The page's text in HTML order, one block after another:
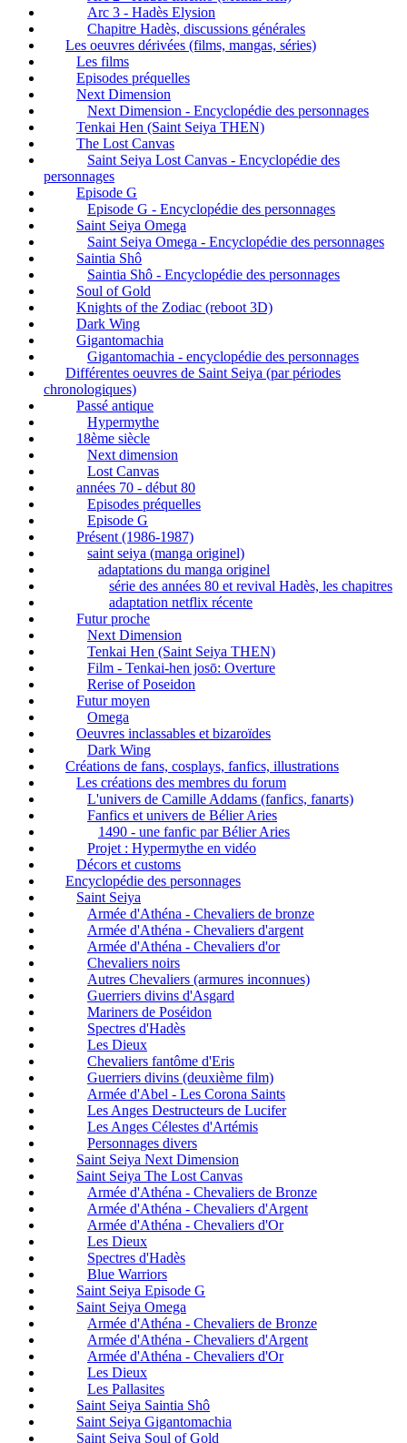
Arc 3 - Hadès Elysion
Chapitre Hadès, discussions générales
Les oeuvres dérivées (films, mangas, séries)
Les films
Episodes préquelles
Next Dimension
Next Dimension - Encyclopédie des personnages
Tenkai Hen (Saint Seiya THEN)
The Lost Canvas
Saint Seiya Lost Canvas - Encyclopédie des
personnages
Episode G
Episode G - Encyclopédie des personnages
Saint Seiya Omega
Saint Seiya Omega - Encyclopédie des personnages
Saintia Shô
Saintia Shô - Encyclopédie des personnages
Soul of Gold
Knights of the Zodiac (reboot 3D)
Dark Wing
Gigantomachia
Gigantomachia - encyclopédie des personnages
Différentes oeuvres de Saint Seiya (par périodes
chronologiques)
Passé antique
Hypermythe
18ème siècle
Next dimension
Lost Canvas
années 70 - début 80
Episodes préquelles
Episode G
Présent (1986-1987)
saint seiya (manga originel)
adaptations du manga originel
série des années 80 et revival Hadès, les chapitres
adaptation netflix récente
Futur proche
Next Dimension
Tenkai Hen (Saint Seiya THEN)
Film - Tenkai-hen josō: Overture
Rerise of Poseidon
Futur moyen
Omega
Oeuvres inclassables et bizaroïdes
Dark Wing
Créations de fans, cosplays, fanfics, illustrations
Les créations des membres du forum
L'univers de Camille Addams (fanfics, fanarts)
Fanfics et univers de Bélier Aries
1490 - une fanfic par Bélier Aries
Projet : Hypermythe en vidéo
Décors et customs
Encyclopédie des personnages
Saint Seiya
Armée d'Athéna - Chevaliers de bronze
Armée d'Athéna - Chevaliers d'argent
Armée d'Athéna - Chevaliers d'or
Chevaliers noirs
Autres Chevaliers (armures inconnues)
Guerriers divins d'Asgard
Mariners de Poséidon
Spectres d'Hadès
Les Dieux
Chevaliers fantôme d'Eris
Guerriers divins (deuxième film)
Armée d'Abel - Les Corona Saints
Les Anges Destructeurs de Lucifer
Les Anges Célestes d'Artémis
Personnages divers
Saint Seiya Next Dimension
Saint Seiya The Lost Canvas
Armée d'Athéna - Chevaliers de Bronze
Armée d'Athéna - Chevaliers d'Argent
Armée d'Athéna - Chevaliers d'Or
Les Dieux
Spectres d'Hadès
Blue Warriors
Saint Seiya Episode G
Saint Seiya Omega
Armée d'Athéna - Chevaliers de Bronze
Armée d'Athéna - Chevaliers d'Argent
Armée d'Athéna - Chevaliers d'Or
Les Dieux
Les Pallasites
Saint Seiya Saintia Shô
Saint Seiya Gigantomachia
Saint Seiya Soul of Gold